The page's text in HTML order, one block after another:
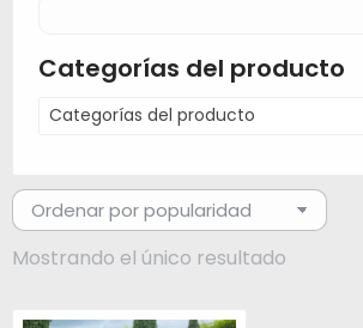
Categorías del producto
Categorías del producto
Mostrando el único resultado